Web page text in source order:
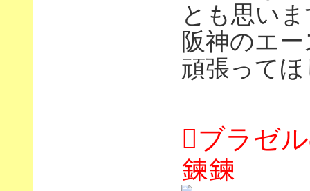
とも思い
阪神のエ
頑張って
ブラゼ
鍊鍊